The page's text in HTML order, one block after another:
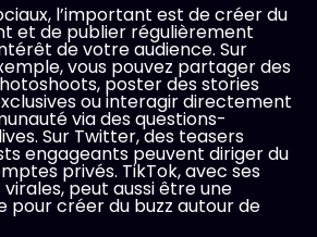
l’important est de créer du
et de publier régulièrement
de votre audience. Sur
vous pouvez partager des
poster des stories
ou interagir directement
via des questions-
Sur Twitter, des teasers
engageants peuvent diriger du
privés. TikTok, avec ses
peut aussi être une
pour créer du buzz autour de